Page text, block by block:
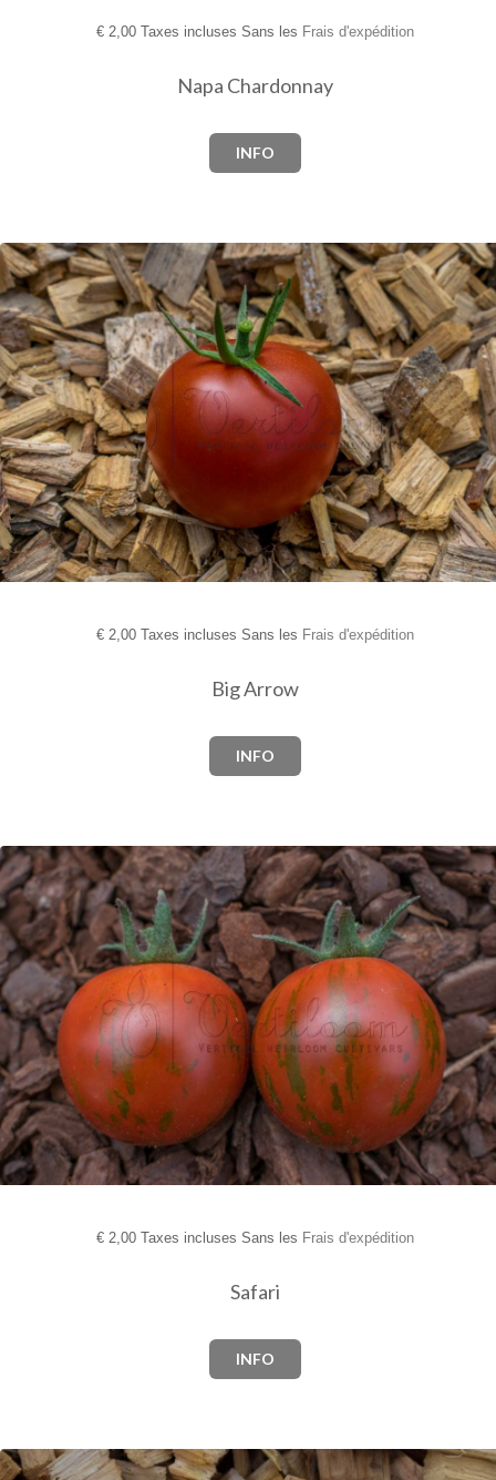
€2,00 Taxes incluses Sans les Frais d'expédition
Napa Chardonnay
INFO
€2,00 Taxes incluses Sans les Frais d'expédition
Big Arrow
INFO
€2,00 Taxes incluses Sans les Frais d'expédition
Safari
INFO